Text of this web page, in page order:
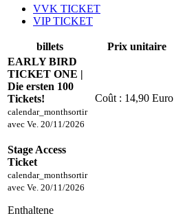
VVK TICKET
VIP TICKET
billets Prix unitaire
EARLY BIRD
TICKET ONE |
Die ersten 100
Tickets!
calendar_monthsortir
avec Ve. 20/11/2026
Coût : 14,90 Euro
Stage Access
Ticket
calendar_monthsortir
avec Ve. 20/11/2026
Enthaltene